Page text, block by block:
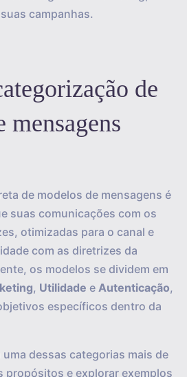
campanhas.
de
mensagens
de modelos de mensagens é
suas comunicações com os
otimizadas para o canal e
com as diretrizes da
os modelos se dividem em
, Utilidade e Autenticação,
específicos dentro da
dessas categorias mais de
propósitos e explorar exemplos